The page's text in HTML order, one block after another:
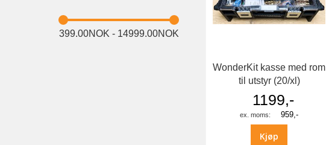
WonderKit kasse med rom
til utstyr (20/xl)
1199,-
959,-
Kjøp
399.00NOK - 14999.00NOK